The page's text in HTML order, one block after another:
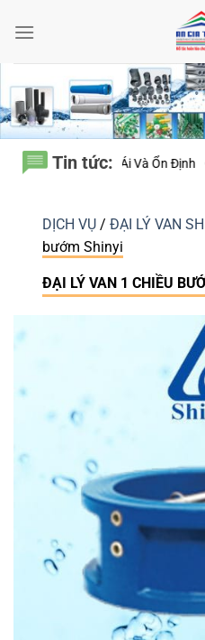
qua
Tin tức:
Và Ổn Định Ống Đồng Hailiang –
DỊCH VỤ / ĐẠI LÝ VAN
bướm Shinyi
ĐẠI LÝ VAN 1 CHIỀU